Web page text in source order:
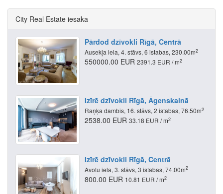
City Real Estate iesaka
Pārdod dzīvokli Rīgā, Centrā
Ausekļa iela, 4. stāvs, 6 istabas, 230.00m2
550000.00 EUR 2391.3 EUR / m2
Izīrē dzīvokli Rīgā, Āgenskalnā
Raņķa dambis, 16. stāvs, 2 istabas, 76.50m2
2538.00 EUR 33.18 EUR / m2
Izīrē dzīvokli Rīgā, Centrā
Avotu iela, 3. stāvs, 3 istabas, 74.00m2
800.00 EUR 10.81 EUR / m2